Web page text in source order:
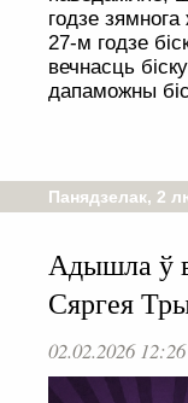
годзе
27-м годзе
вечнасць
дапаможны
Панядзелак, 2
Адышла ў
Сяргея
02.02.2026 12:26